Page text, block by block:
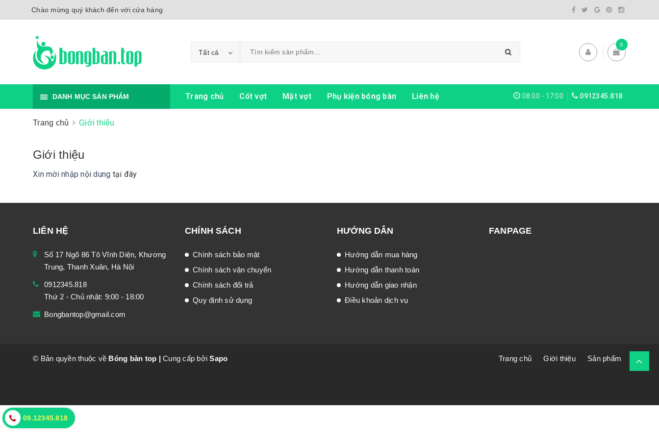
Chào mừng quý khách đến với cửa hàng
Tất cả
0
DANH MỤC SẢN PHẨM Trang chủ Cốt vợt Mặt vợt Phụ kiện bóng bàn Liên hệ 08:00 - 17:00 0912345.818
Trang chủ Giới thiệu
Giới thiệu
Xin mời nhập nội dung tại đây
LIÊN HỆ
Số 17 Ngõ 86 Tô Vĩnh Diện, Khương
Trung, Thanh Xuân, Hà Nội
0912345.818
Thứ 2 - Chủ nhật: 9:00 - 18:00
Bongbantop@gmail.com
CHÍNH SÁCH
Chính sách bảo mật
Chính sách vận chuyển
Chính sách đổi trả
Quy định sử dụng
HƯỚNG DẪN
Hướng dẫn mua hàng
Hướng dẫn thanh toán
Hướng dẫn giao nhận
Điều khoản dịch vụ
FANPAGE
© Bản quyền thuộc về Bóng bàn top | Cung cấp bởiSapo Trang chủ Giới thiệu Sản phẩm
09.12345.818